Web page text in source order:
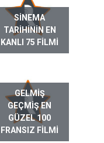
SINEMA
TARIHININ EN
KANLI 75 FILMI
GELMIŞ
GEÇMIŞ EN
GÜZEL 100
FRANSIZ FILMI